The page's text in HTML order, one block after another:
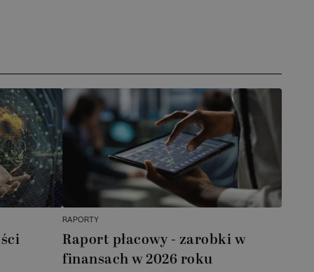
RAPORTY
Raport płacowy - zarobki w
finansach w 2026 roku